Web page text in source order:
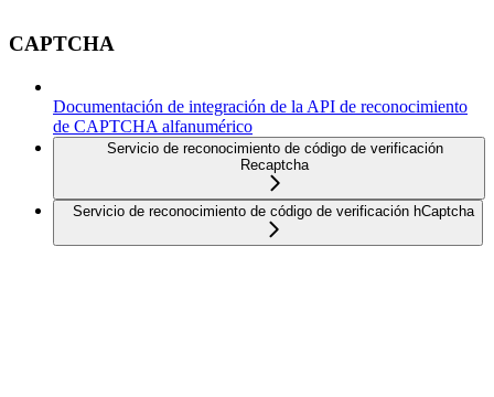
CAPTCHA
Documentación de integración de la API de reconocimiento
de CAPTCHA alfanumérico
Servicio de reconocimiento de código de verificación
Recaptcha
Servicio de reconocimiento de código de verificación hCaptcha